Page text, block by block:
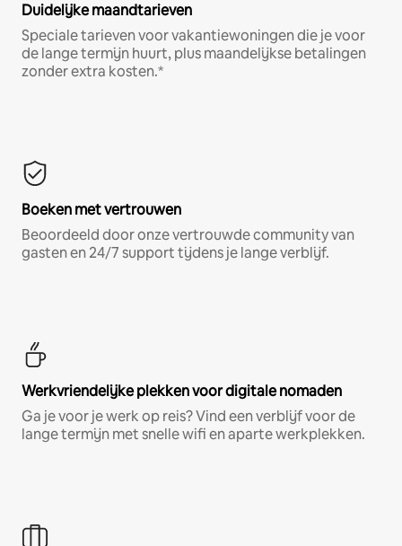
Duidelijke maandtarieven
Speciale tarieven voor vakantiewoningen die je voor
de lange termijn huurt, plus maandelijkse betalingen
zonder extra kosten.*
Boeken met vertrouwen
Beoordeeld door onze vertrouwde community van
gasten en 24/7 support tijdens je lange verblijf.
Werkvriendelijke plekken voor digitale nomaden
Ga je voor je werk op reis? Vind een verblijf voor de
lange termijn met snelle wifi en aparte werkplekken.